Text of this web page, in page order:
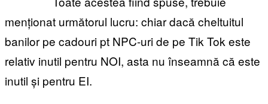
menționat următorul lucru: chiar dacă cheltuitul
banilor pe cadouri pt NPC-uri de pe Tik Tok este
relativ inutil pentru NOI, asta nu înseamnă că este
inutil și pentru EI.